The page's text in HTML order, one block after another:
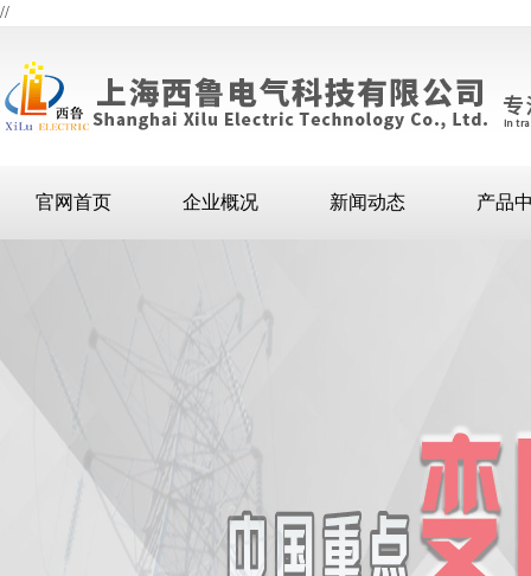
//
官网首页 企业概况 新闻动态 产品